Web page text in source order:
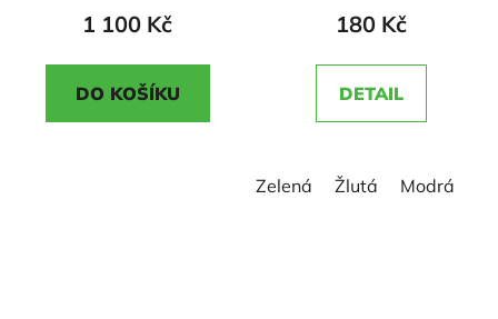
produktu
z
1 100 Kč
DO KOŠÍKU
produktu
5,0
z
180 Kč
DETAIL
Zelená Žlutá Modrá